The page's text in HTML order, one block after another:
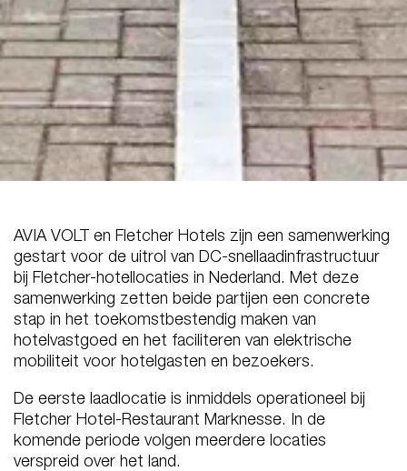
AVIA VOLT en Fletcher Hotels zijn een samenwerking
gestart voor de uitrol van DC-snellaadinfrastructuur
bij Fletcher-hotellocaties in Nederland. Met deze
samenwerking zetten beide partijen een concrete
stap in het toekomstbestendig maken van
hotelvastgoed en het faciliteren van elektrische
mobiliteit voor hotelgasten en bezoekers.
De eerste laadlocatie is inmiddels operationeel bij
Fletcher Hotel-Restaurant Marknesse. In de
komende periode volgen meerdere locaties
verspreid over het land.